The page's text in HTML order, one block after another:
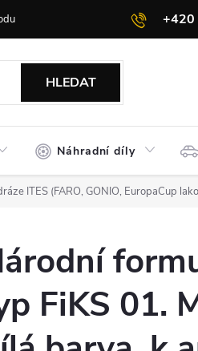
+420
HLEDAT
Náhradní díly
ITES (FARO, GONIO, EuropaCup
FiKS 01.